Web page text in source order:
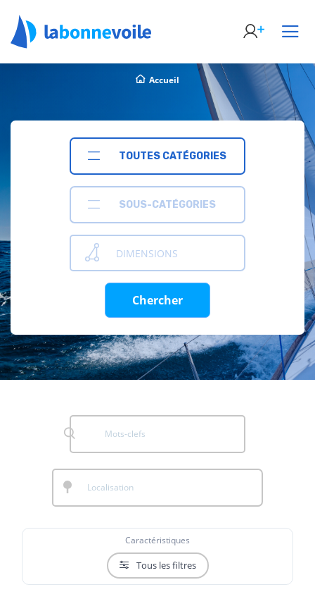
Accueil
TOUTES CATÉGORIES
SOUS-CATÉGORIES
DIMENSIONS
Chercher
Caractéristiques
Tous les filtres